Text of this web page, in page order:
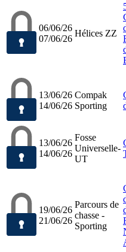
06/06/26
07/06/26
Hélices ZZ
13/06/26
14/06/26
Compak
Sporting
13/06/26
14/06/26
Fosse
Universelle-
UT
19/06/26
21/06/26
Parcours de
chasse -
Sporting